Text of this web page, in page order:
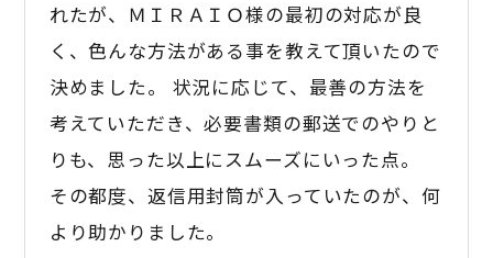
れたが、ＭＩＲＡＩＯ様の最初の対応が良
く、色んな方法がある事を教えて頂いたので
決めました。 状況に応じて、最善の方法を
考えていただき、必要書類の郵送でのやりと
りも、思った以上にスムーズにいった点。
その都度、返信用封筒が入っていたのが、何
より助かりました。